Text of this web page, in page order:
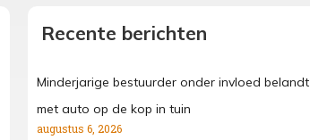
Recente berichten
Minderjarige bestuurder onder invloed belandt
met auto op de kop in tuin
augustus 6, 2026